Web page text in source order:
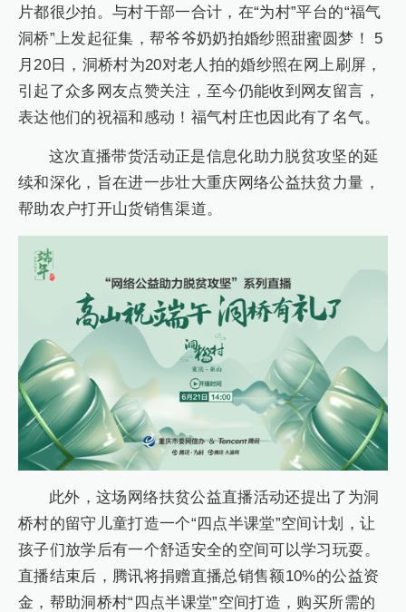
片都很少拍。与村干部一合计，在“为村”平台的“福气
洞桥”上发起征集，帮爷爷奶奶拍婚纱照甜蜜圆梦！ 5
月20日，洞桥村为20对老人拍的婚纱照在网上刷屏，
引起了众多网友点赞关注，至今仍能收到网友留言，
表达他们的祝福和感动！福气村庄也因此有了名气。
这次直播带货活动正是信息化助力脱贫攻坚的延
续和深化，旨在进一步壮大重庆网络公益扶贫力量，
帮助农户打开山货销售渠道。
此外，这场网络扶贫公益直播活动还提出了为洞
桥村的留守儿童打造一个“四点半课堂”空间计划，让
孩子们放学后有一个舒适安全的空间可以学习玩耍。
直播结束后，腾讯将捐赠直播总销售额10%的公益资
金，帮助洞桥村“四点半课堂”空间打造，购买所需的